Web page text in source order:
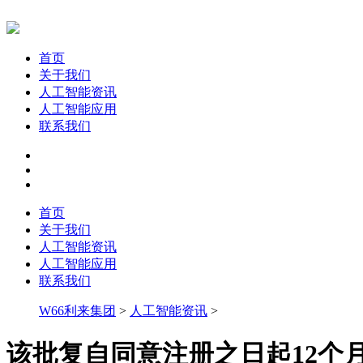
首页
关于我们
人工智能资讯
人工智能应用
联系我们
首页
关于我们
人工智能资讯
人工智能应用
联系我们
W66利来集团 > 人工智能资讯 >
该批复自同意注册之日起12个